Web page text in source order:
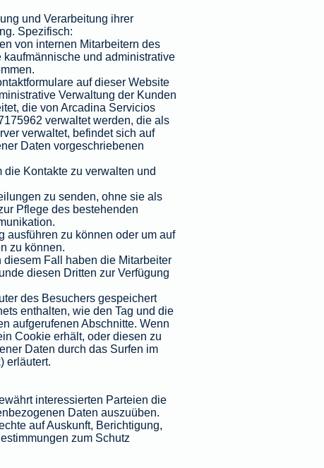
und Verarbeitung ihrer
Spezifisch:
von internen Mitarbeitern des
und administrative
auf dieser Website
Verwaltung der Kunden
die von Arcadina Servicios
verwaltet werden, die als
verwaltet, befindet sich auf
Daten vorgeschriebenen
Kontakte zu verwalten und
zu senden, ohne sie als
Pflege des bestehenden
ausführen zu können oder um auf
zu können.
Fall haben die Mitarbeiter
diesen Dritten zur Verfügung
des Besuchers gespeichert
enthalten, wie den Tag und die
aufgerufenen Abschnitte. Wenn
Cookie erhält, oder diesen zu
Daten durch das Surfen im
erläutert.
interessierten Parteien die
Daten auszuüben.
auf Auskunft, Berichtigung,
zum Schutz